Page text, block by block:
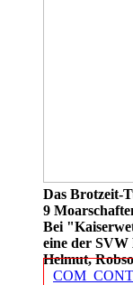
Das Brotzeit-
9
Bei
eine der
Helmut,